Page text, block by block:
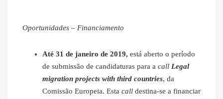
Oportunidades – Financiamento
Até 31 de janeiro de 2019, está aberto o período
de submissão de candidaturas para a call Legal
migration projects with third countries, da
Comissão Europeia. Esta call destina-se a financiar